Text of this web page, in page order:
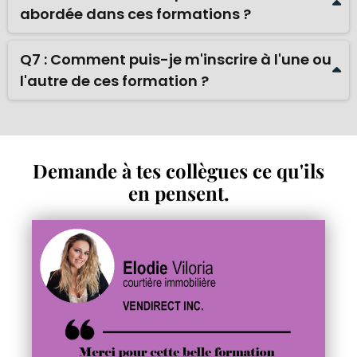
pour commencer.
abordée dans ces formations ?
Oui ! L'utilisation éthique et responsable de l'IA en
immobilier est abordé dans chacune des
formations afin que tu exerces avec confiance et
dans le respect des meilleures pratiques du
secteur.
Q7 : Comment puis-je m'inscrire à l'une ou
l'autre de ces formation ?
C'est simple : clique sur le bouton «J'achète» et
Demande à tes collègues ce qu'ils
en pensent.